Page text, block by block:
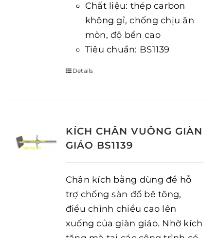
Chất liệu: thép carbon
không gỉ, chống chịu ăn
mòn, độ bền cao
Tiêu chuẩn: BS1139
Details
KÍCH CHÂN VUÔNG GIÀN
GIÁO BS1139
Chân kích bằng dùng để hỗ
trợ chống sàn đổ bê tông,
điều chỉnh chiều cao lên
xuống của giàn giáo. Nhờ kích